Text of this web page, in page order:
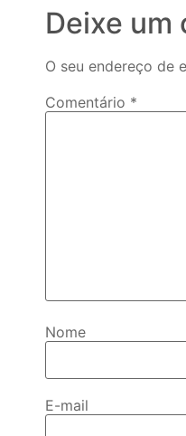
Deixe um
O seu endereço de
Comentário *
Nome
E-mail